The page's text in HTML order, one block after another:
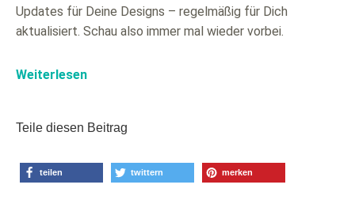
Updates für Deine Designs – regelmäßig für Dich
aktualisiert. Schau also immer mal wieder vorbei.
Weiterlesen
Teile diesen Beitrag
teilen twittern merken